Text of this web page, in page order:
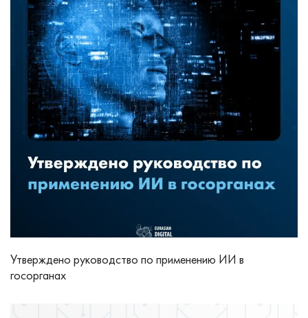
Утверждено руководство по применению ИИ в
госорганах